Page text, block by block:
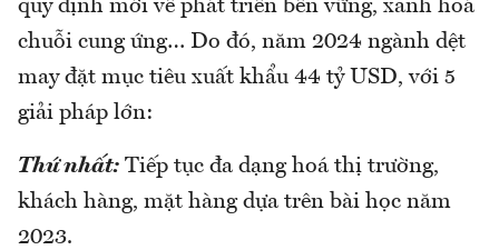
quy định mới về phát triển bền vững, xanh hoá
chuỗi cung ứng… Do đó, năm 2024 ngành dệt
may đặt mục tiêu xuất khẩu 44 tỷ USD, với 5
giải pháp lớn:
Thứ nhất: Tiếp tục đa dạng hoá thị trường,
khách hàng, mặt hàng dựa trên bài học năm
2023.